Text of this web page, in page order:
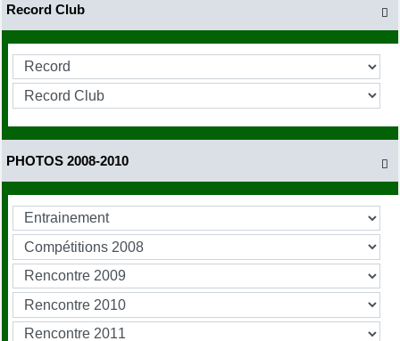

Record Club

PHOTOS 2008-2010